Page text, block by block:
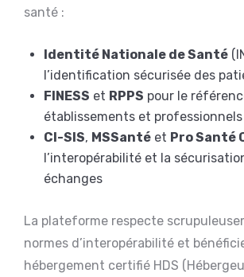
santé :
Identité Nationale de Santé
l’identification sécurisée des
FINESS et RPPS pour le
établissements et professionnels
CI-SIS, MSSanté et Pro Santé
l’interopérabilité et la
échanges
La plateforme respecte
normes d’interopérabilité et
hébergement certifié HDS